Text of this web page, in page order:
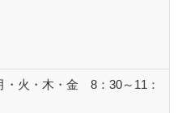
・火・木・金 8：30～11：